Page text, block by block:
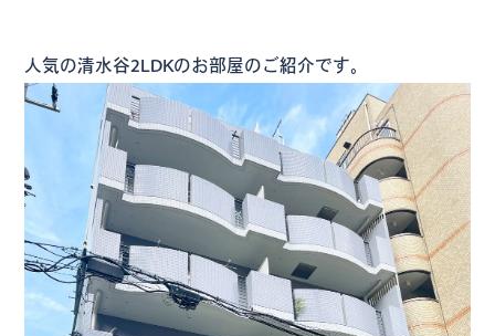
人気の清水谷2LDKのお部屋のご紹介です。